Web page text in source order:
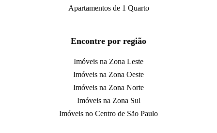
Apartamentos de 1 Quarto
Encontre por região
Imóveis na Zona Leste
Imóveis na Zona Oeste
Imóveis na Zona Norte
Imóveis na Zona Sul
Imóveis no Centro de São Paulo